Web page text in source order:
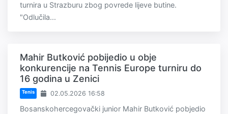
turnira u Strazburu zbog povrede lijeve butine.
"Odlučila...
Mahir Butković pobijedio u obje
konkurencije na Tennis Europe turniru do
16 godina u Zenici
Tenis 02.05.2026 16:58
Bosanskohercegovački junior Mahir Butković pobjedio